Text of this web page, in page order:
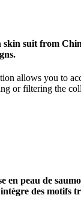
suit from
allows you to
filtering the
peau de
des motifs